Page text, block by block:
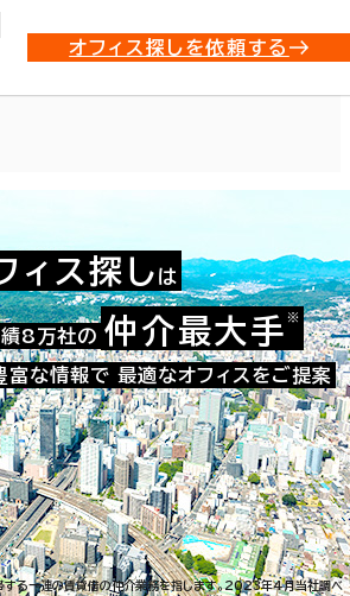
オフィス探しを依頼する
お問い合わせ番号：002-07327
ィス探し は
8万社の 仲介最大手 ※
富な情報で 最適なオフィスをご提案
する一連の賃貸借の仲介業務を指します。2023年4月当社調べ